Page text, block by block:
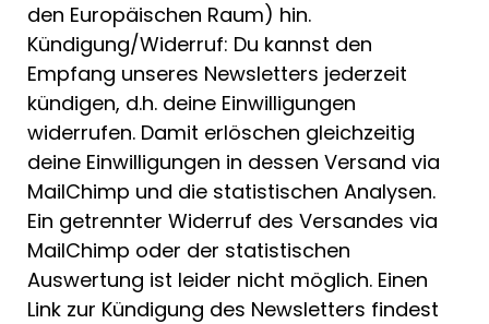
den Europäischen Raum) hin.
Kündigung/Widerruf: Du kannst den
Empfang unseres Newsletters jederzeit
kündigen, d.h. deine Einwilligungen
widerrufen. Damit erlöschen gleichzeitig
deine Einwilligungen in dessen Versand via
MailChimp und die statistischen Analysen.
Ein getrennter Widerruf des Versandes via
MailChimp oder der statistischen
Auswertung ist leider nicht möglich. Einen
Link zur Kündigung des Newsletters findest